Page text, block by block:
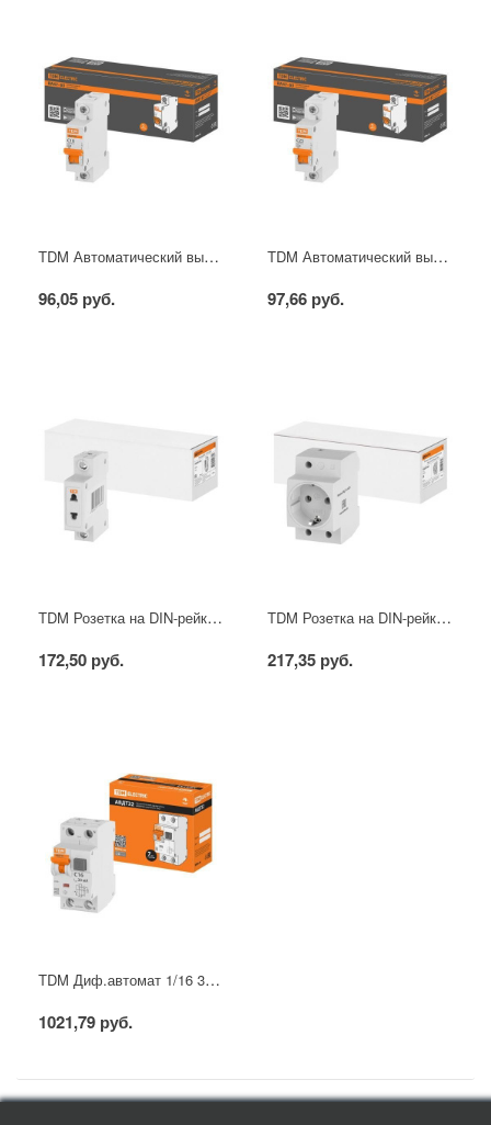
TDM Автоматический выключатель 1\16А
96,05 руб.
TDM Автоматический выключатель 1\25А
97,66 руб.
TDM Розетка на DIN-рейку б\з
172,50 руб.
TDM Розетка на DIN-рейку с\з
217,35 руб.
TDM Диф.автомат 1/16 30мА
1021,79 руб.